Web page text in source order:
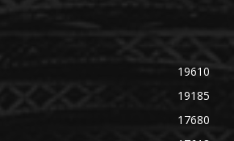
19610
19185
17680